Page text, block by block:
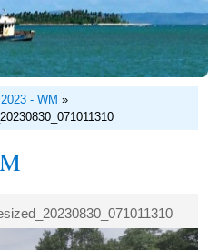
- WM »